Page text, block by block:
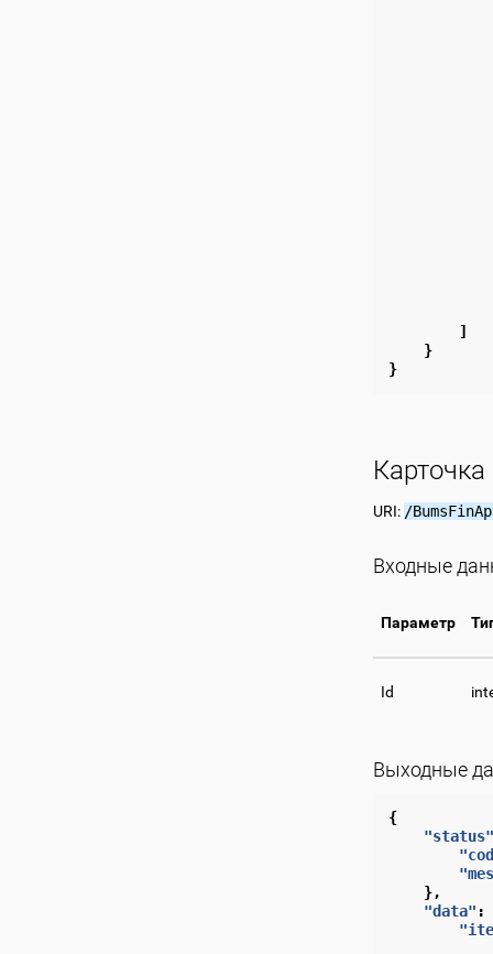
]
}
}
URI: /
Входные
Параметр
Id
Выходные
{
"status"
},
"data" :